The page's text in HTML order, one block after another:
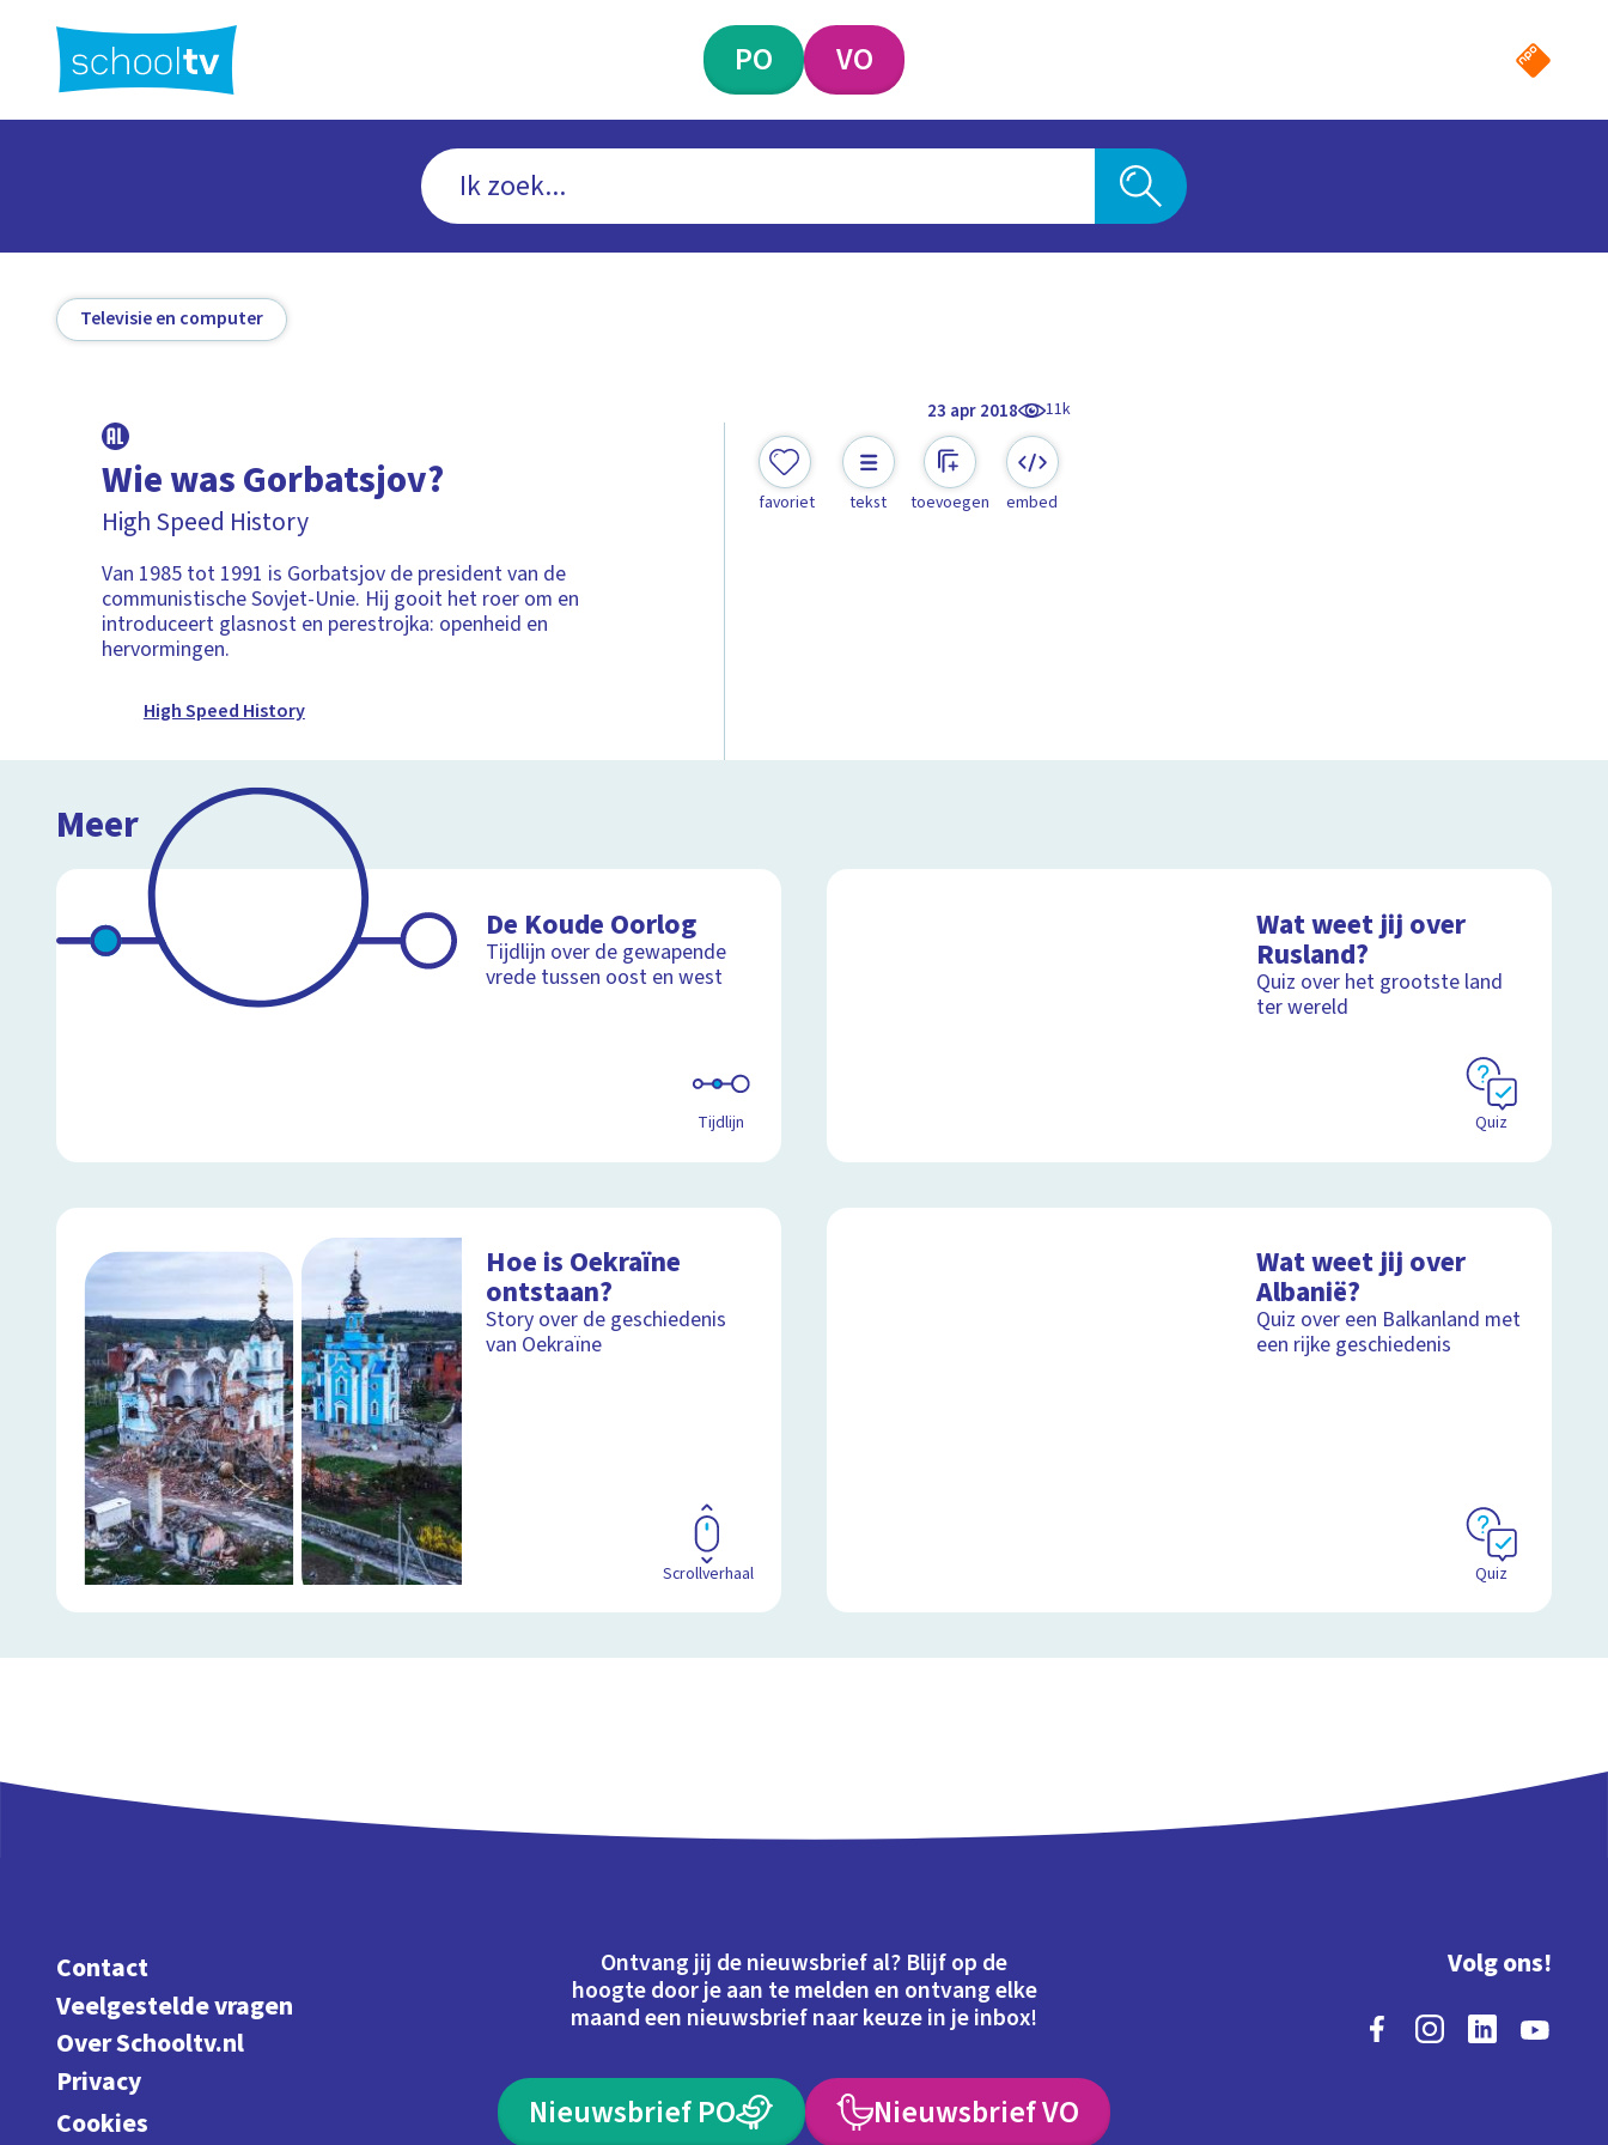
hoofdinhoud
PO VO
Televisie en computer
23 apr 2018 11k
Wie was Gorbatsjov?
High Speed History
Van 1985 tot 1991 is Gorbatsjov de president van de
communistische Sovjet-Unie. Hij gooit het roer om en
introduceert glasnost en perestrojka: openheid en
hervormingen.
High Speed History
favoriet tekst toevoegen embed
Meer
De Koude Oorlog
Tijdlijn over de gewapende
vrede tussen oost en west
Tijdlijn
Wat weet jij over
Rusland?
Quiz over het grootste land
ter wereld
Quiz
Hoe is Oekraïne
ontstaan?
Story over de geschiedenis
van Oekraïne
Scrollverhaal
Wat weet jij over
Albanië?
Quiz over een Balkanland met
een rijke geschiedenis
Quiz
Contact
Veelgestelde vragen
Over Schooltv.nl
Privacy
Cookies
Ontvang jij de nieuwsbrief al? Blijf op de
hoogte door je aan te melden en ontvang elke
maand een nieuwsbrief naar keuze in je inbox!
Nieuwsbrief PO Nieuwsbrief VO
Volg ons!